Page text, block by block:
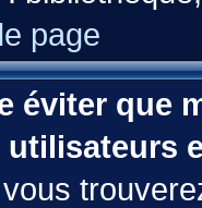
page
éviter que